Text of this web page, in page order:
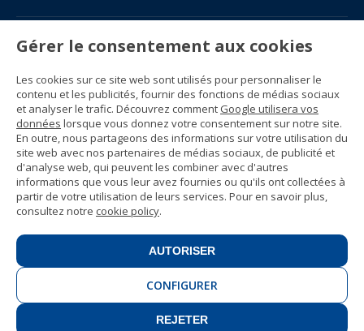
PARTENAIRES
Contactez-nous
Prix et brochures
(+34) 91 594 37 76
Gustavo Fernández Balbuena, 11
28002 Madrid, Spain
Sitemap
Conditions générales
Politique de confidentialité
Politique de cookies d’Enforex
(CIF B-79946729) Tous droits réservés.
Avis juridique
Gérer le consentement aux cookies
Les cookies sur ce site web sont utilisés pour personnaliser le
contenu et les publicités, fournir des fonctions de médias sociaux
et analyser le trafic. Découvrez comment Google utilisera vos
données lorsque vous donnez votre consentement sur notre site.
En outre, nous partageons des informations sur votre utilisation du
site web avec nos partenaires de médias sociaux, de publicité et
d'analyse web, qui peuvent les combiner avec d'autres
informations que vous leur avez fournies ou qu'ils ont collectées à
partir de votre utilisation de leurs services. Pour en savoir plus,
consultez notre cookie policy.
REJETER
CONFIGURER
AUTORISER